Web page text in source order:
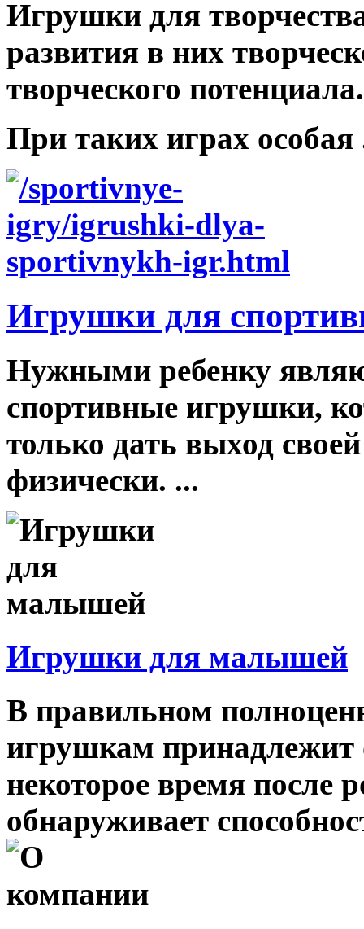
Игрушки для
развития в них
творческого потенциала.
При таких играх особая
Игрушки для
Нужными ребенку
спортивные игрушки,
только дать выход
физически. ...
Игрушки для малышей
В правильном
игрушкам принадлежит
некоторое время после
обнаруживает